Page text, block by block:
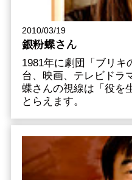
2010/03/19
銀粉蝶さん
1981年に劇団「ブリキ
台、映画、テレビドラ
蝶さんの視線は「役を
とらえます。